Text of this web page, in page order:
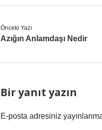
Önceki Yazı
Azığın Anlamdaşı Nedir
Bir yanıt yazın
E-posta adresiniz